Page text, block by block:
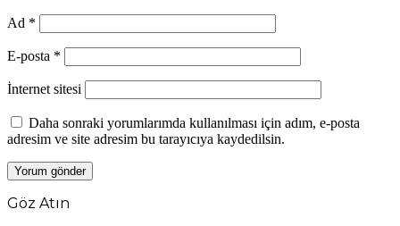
Ad *
E-posta *
İnternet sitesi
Daha sonraki yorumlarımda kullanılması için adım, e-posta
adresim ve site adresim bu tarayıcıya kaydedilsin.
Göz Atın